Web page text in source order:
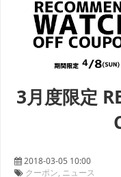
3月度限定
2018-03-05 10:00
クーポン ニュース